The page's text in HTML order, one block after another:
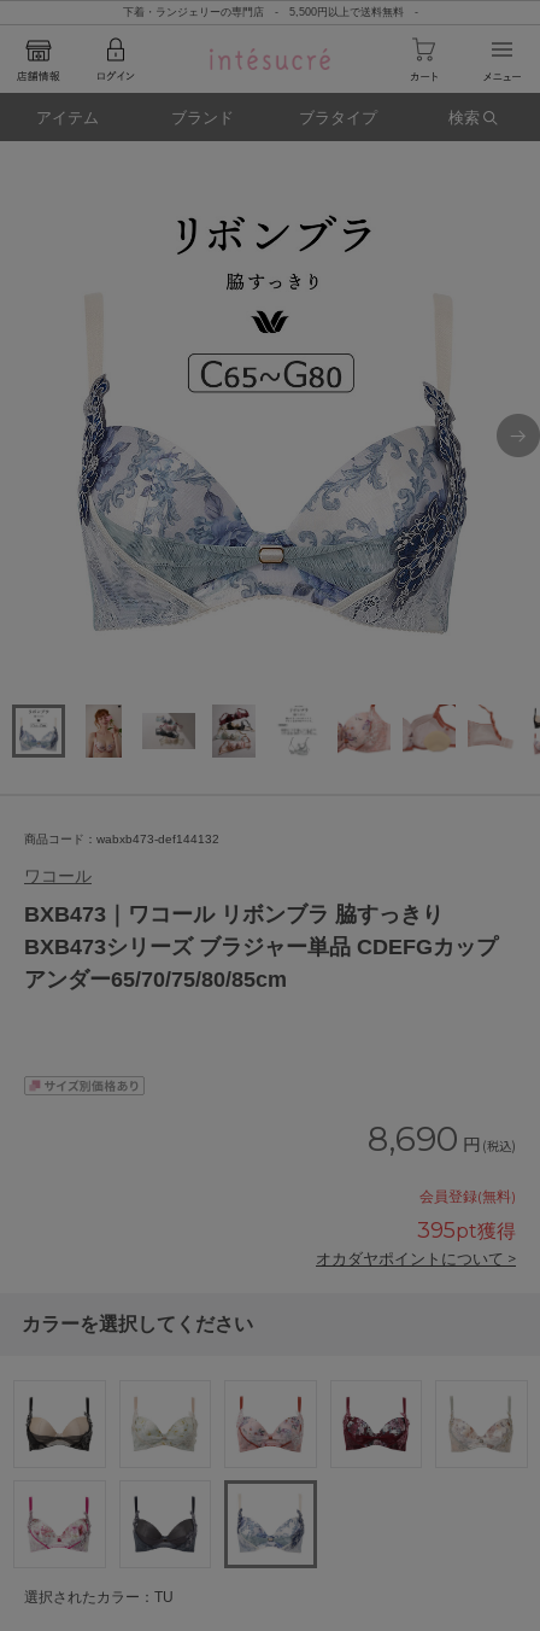
下着・ランジェリーの専門店 - 5,500円以上で送料無料 -
アイテム ブランド ブラタイプ 検索
商品コード：wabxb473-def144132
ワコール
BXB473｜ワコール リボンブラ 脇すっきり
BXB473シリーズ ブラジャー単品 CDEFGカップ
アンダー65/70/75/80/85cm
8,690 円 (税込)
会員登録(無料)
395pt獲得
オカダヤポイントについて >
カラーを選択してください
選択されたカラー：TU